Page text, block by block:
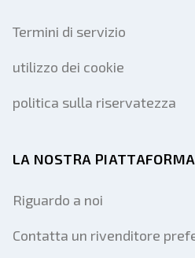
Termini di servizio
utilizzo dei cookie
politica sulla riservatezza
LA NOSTRA PIATTAFORMA
Riguardo a noi
Contatta un rivenditore